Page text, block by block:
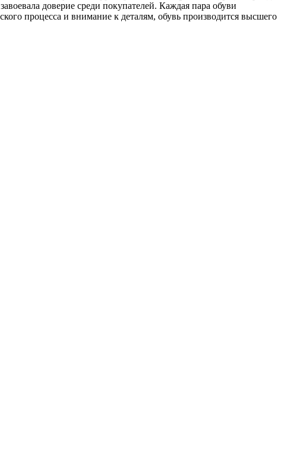
доверие среди покупателей. Каждая пара обуви
процесса и внимание к деталям, обувь производится высшего